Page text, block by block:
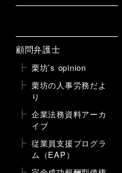
顧問弁護士
栗坊’s opinion
栗坊の人事労務だよ
り
企業法務資料アーカ
イブ
従業員支援プログラ
ム（EAP）